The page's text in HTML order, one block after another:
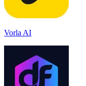
Vorla AI